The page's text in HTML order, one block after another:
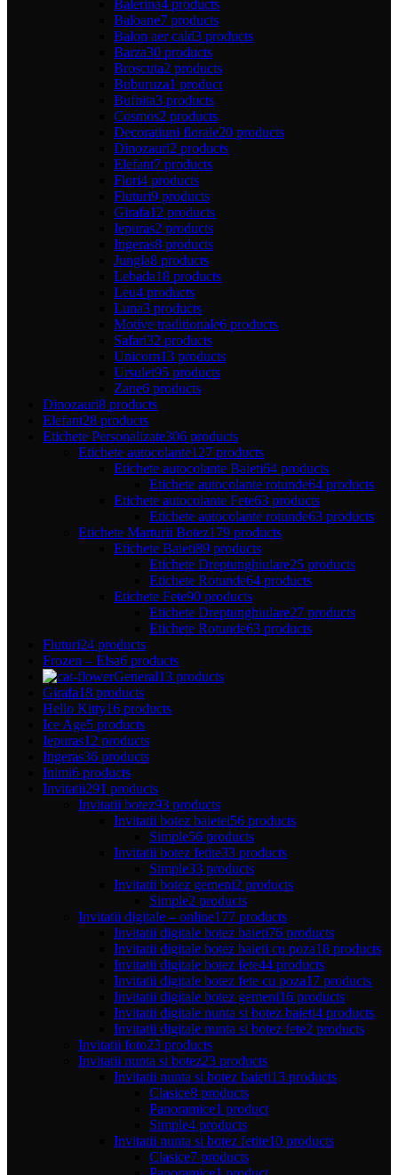
Balerina4 products
Baloane7 products
Balon aer cald3 products
Barza30 products
Broscuta2 products
Buburuza1 product
Bufnita3 products
Cosmos2 products
Decoratiuni florale20 products
Dinozauri2 products
Elefant7 products
Flori4 products
Fluturi9 products
Girafa12 products
Iepuras2 products
Ingeras8 products
Jungla8 products
Lebada18 products
Leu4 products
Luna3 products
Motive traditionale6 products
Safari32 products
Unicorn13 products
Ursulet95 products
Zane6 products
Dinozauri8 products
Elefant28 products
Etichete Personalizate306 products
Etichete autocolante127 products
Etichete autocolante Baieti64 products
Etichete autocolante rotunde64 products
Etichete autocolante Fete63 products
Etichete autocolante rotunde63 products
Etichete Marturii Botez179 products
Etichete Baieti89 products
Etichete Dreptunghiulare25 products
Etichete Rotunde64 products
Etichete Fete90 products
Etichete Dreptunghiulare27 products
Etichete Rotunde63 products
Fluturi24 products
Frozen – Elsa6 products
General13 products
Girafa18 products
Hello Kitty16 products
Ice Age5 products
Iepuras12 products
Ingeras36 products
Inimi6 products
Invitatii291 products
Invitatii botez93 products
Invitatii botez baietei56 products
Simple56 products
Invitatii botez fetite33 products
Simple33 products
Invitatii botez gemeni2 products
Simple2 products
Invitatii digitale – online177 products
Invitatii digitale botez baieti76 products
Invitatii digitale botez baieti cu poza18 products
Invitatii digitale botez fete44 products
Invitatii digitale botez fete cu poza17 products
Invitatii digitale botez gemeni16 products
Invitatii digitale nunta si botez baieti4 products
Invitatii digitale nunta si botez fete2 products
Invitatii foto23 products
Invitatii nunta si botez23 products
Invitatii nunta si botez baieti13 products
Clasice8 products
Panoramice1 product
Simple4 products
Invitatii nunta si botez fetite10 products
Clasice7 products